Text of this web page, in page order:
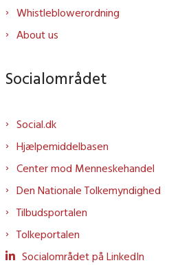
Whistleblowerordning
About us
Socialområdet
Social.dk
Hjælpemiddelbasen
Center mod Menneskehandel
Den Nationale Tolkemyndighed
Tilbudsportalen
Tolkeportalen
Socialområdet på LinkedIn